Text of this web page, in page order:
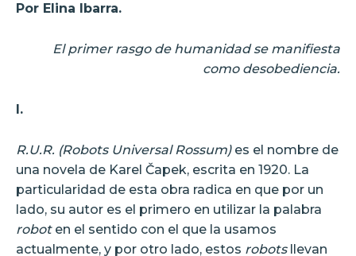
Por Elina Ibarra.
El primer rasgo de humanidad se manifiesta
como desobediencia.
I.
R.U.R. (Robots Universal Rossum)es el nombre de
una novela de Karel Čapek, escrita en 1920. La
particularidad de esta obra radica en que por un
lado, su autor es el primero en utilizar la palabra
roboten el sentido con el que la usamos
actualmente, y por otro lado, estos robotsllevan